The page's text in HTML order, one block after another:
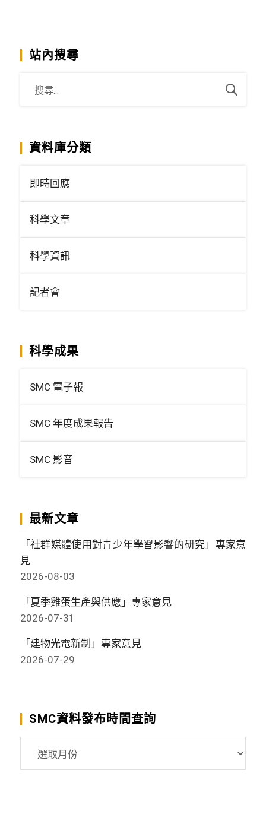
站內搜尋
資料庫分類
即時回應
科學文章
科學資訊
記者會
科學成果
SMC 電子報
SMC 年度成果報告
SMC 影音
最新文章
「社群媒體使用對青少年學習影響的研究」專家意
見
2026-08-03
「夏季雞蛋生產與供應」專家意見
2026-07-31
「建物光電新制」專家意見
2026-07-29
SMC資料發布時間查詢